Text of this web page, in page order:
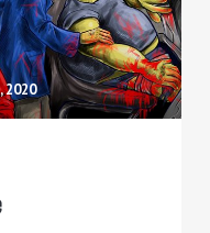
2020